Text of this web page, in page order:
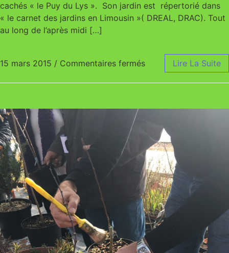
cachés « le Puy du Lys ». Son jardin est répertorié dans
« le carnet des jardins en Limousin »( DREAL, DRAC). Tout
au long de l’après midi […]
15 mars 2015 / Commentaires fermés sur Troc aux plantes
Lire La Suite